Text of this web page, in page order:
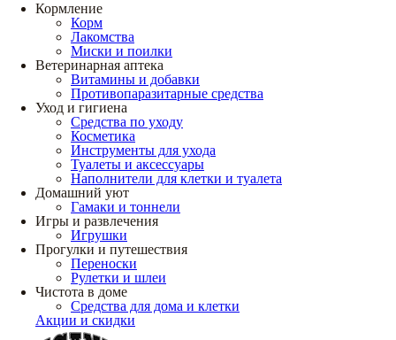
Кормление
Корм
Лакомства
Миски и поилки
Ветеринарная аптека
Витамины и добавки
Противопаразитарные средства
Уход и гигиена
Средства по уходу
Косметика
Инструменты для ухода
Туалеты и аксессуары
Наполнители для клетки и туалета
Домашний уют
Гамаки и тоннели
Игры и развлечения
Игрушки
Прогулки и путешествия
Переноски
Рулетки и шлеи
Чистота в доме
Средства для дома и клетки
Акции и скидки